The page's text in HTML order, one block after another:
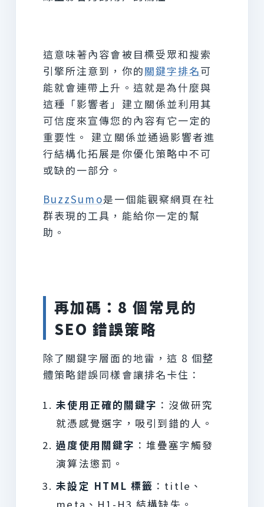
這意味著內容會被目標受眾和搜索
引擎所注意到，你的關鍵字排名可
能就會連帶上升。這就是為什麼與
這種「影響者」建立關係並利用其
可信度來宣傳您的內容有它一定的
重要性。 建立關係並通過影響者進
行結構化拓展是你優化策略中不可
或缺的一部分。
BuzzSumo是一個能觀察網頁在社
群表現的工具，能給你一定的幫
助。
再加碼：8 個常見的
SEO 錯誤策略
除了關鍵字層面的地雷，這 8 個整
體策略錯誤同樣會讓排名卡住：
未使用正確的關鍵字 ：沒做研究
就憑感覺選字，吸引到錯的人。
過度使用關鍵字 ：堆疊塞字觸發
演算法懲罰。
未設定 HTML 標籤 ：title、
meta、H1-H3 結構缺失。